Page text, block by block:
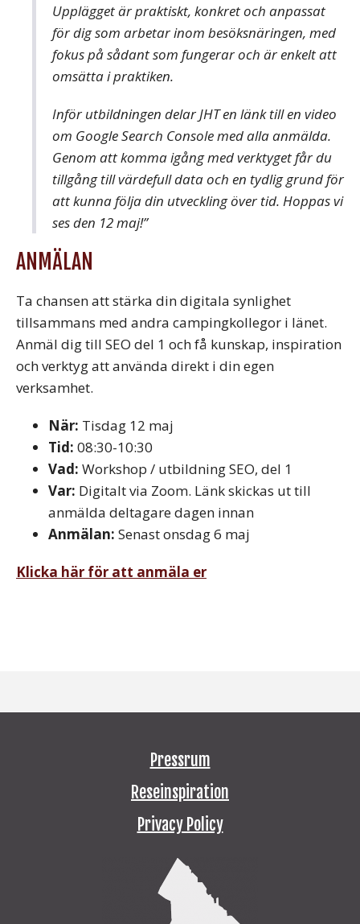
Upplägget är praktiskt, konkret och anpassat
för dig som arbetar inom besöksnäringen, med
fokus på sådant som fungerar och är enkelt att
omsätta i praktiken.
Inför utbildningen delar JHT en länk till en video
om Google Search Console med alla anmälda.
Genom att komma igång med verktyget får du
tillgång till värdefull data och en tydlig grund för
att kunna följa din utveckling över tid. Hoppas vi
ses den 12 maj!”
ANMÄLAN
Ta chansen att stärka din digitala synlighet
tillsammans med andra campingkollegor i länet.
Anmäl dig till SEO del 1 och få kunskap, inspiration
och verktyg att använda direkt i din egen
verksamhet.
När: Tisdag 12 maj
Tid: 08:30-10:30
Vad: Workshop / utbildning SEO, del 1
Var: Digitalt via Zoom. Länk skickas ut till
anmälda deltagare dagen innan
Anmälan: Senast onsdag 6 maj
Klicka här för att anmäla er
Pressrum
Reseinspiration
Privacy Policy